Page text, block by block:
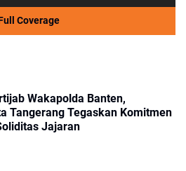
Coverage
Wakapolda Banten,
Tangerang Tegaskan Komitmen
Jajaran